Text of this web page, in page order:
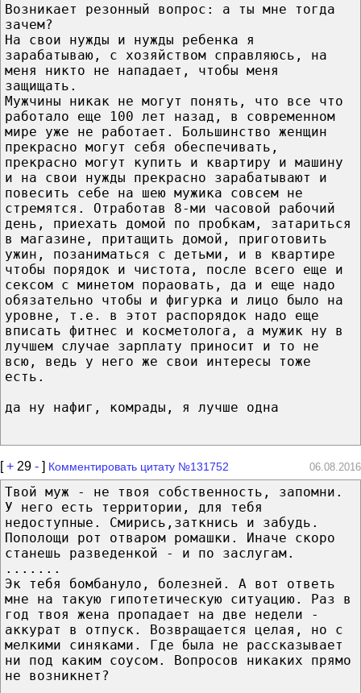
Возникает резонный вопрос: а ты мне тогда
зачем?
На свои нужды и нужды ребенка я
зарабатываю, с хозяйством справляюсь, на
меня никто не нападает, чтобы меня
защищать.
Мужчины никак не могут понять, что все что
работало еще 100 лет назад, в современном
мире уже не работает. Большинство женщин
прекрасно могут себя обеспечивать,
прекрасно могут купить и квартиру и машину
и на свои нужды прекрасно зарабатывают и
повесить себе на шею мужика совсем не
стремятся. Отработав 8-ми часовой рабочий
день, приехать домой по пробкам, затариться
в магазине, притащить домой, приготовить
ужин, позаниматься с детьми, и в квартире
чтобы порядок и чистота, после всего еще и
сексом с минетом пораовать, да и еще надо
обязательно чтобы и фигурка и лицо было на
уровне, т.е. в этот распорядок надо еще
вписать фитнес и косметолога, а мужик ну в
лучшем случае зарплату приносит и то не
всю, ведь у него же свои интересы тоже
есть.
да ну нафиг, комрады, я лучше одна
[+ 29 - ] Комментировать цитату №131752 06.08.2016
Твой муж - не твоя собственность, запомни.
У него есть территории, для тебя
недоступные. Смирись,заткнись и забудь.
Пополощи рот отваром ромашки. Иначе скоро
станешь разведенкой - и по заслугам.
.......
Эк тебя бомбануло, болезней. А вот ответь
мне на такую гипотетическую ситуацию. Раз в
год твоя жена пропадает на две недели -
аккурат в отпуск. Возвращается целая, но с
мелкими синяками. Где была не рассказывает
ни под каким соусом. Вопросов никаких прямо
не возникнет?